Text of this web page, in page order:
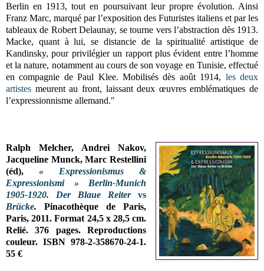
Berlin en 1913, tout en poursuivant leur propre évolution. Ainsi
Franz Marc, marqué par l’exposition des Futuristes italiens et par les
tableaux de Robert Delaunay, se tourne vers l’abstraction dès 1913.
Macke, quant à lui, se distancie de la spiritualité artistique de
Kandinsky, pour privilégier un rapport plus évident entre l’homme
et la nature, notamment au cours de son voyage en Tunisie, effectué
en compagnie de Paul Klee. Mobilisés dès août 1914, les deux
artistes meurent au front, laissant deux œuvres emblématiques de
l’expressionnisme allemand."
Ralph Melcher, Andrei Nakov,
Jacqueline Munck, Marc Restellini
(éd),
« Expressionismus &
Expressionismi » Berlin-Munich
1905-1920. Der Blaue Reitervs
Brücke. Pinacothèque de Paris,
Paris, 2011. Format 24,5 x 28,5 cm.
Relié. 376 pages. Reproductions
couleur. ISBN 978-2-358670-24-1.
55 €